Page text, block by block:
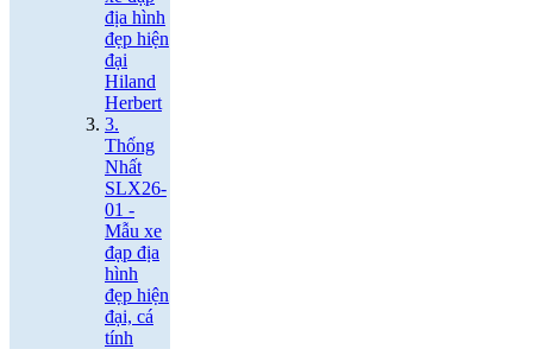
địa hình
đẹp hiện
đại
Hiland
Herbert
3.
Thống
Nhất
SLX26-
01 -
Mẫu xe
đạp địa
hình
đẹp hiện
đại, cá
tính